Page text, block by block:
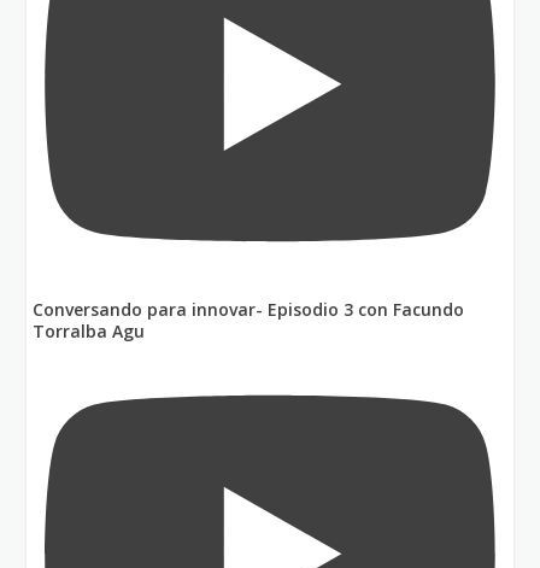
Conversando para innovar- Episodio 3 con Facundo
Torralba Agu